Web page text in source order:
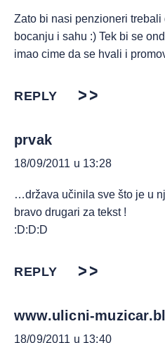
Zato bi nasi penzioneri trebali
bocanju i sahu :) Tek bi se
imao cime da se hvali i
REPLY
prvak
18/09/2011 u 13:28
…država učinila sve što je u
bravo drugari za tekst !
:D:D:D
REPLY
www.ulicni-
18/09/2011 u 13:40